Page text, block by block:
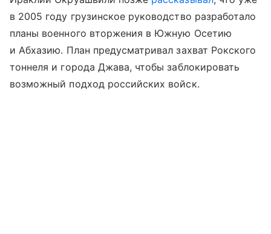
в 2005 году грузинское руководство разработало
планы военного вторжения в Южную Осетию
и Абхазию. План предусматривал захват Рокского
тоннеля и города Джава, чтобы заблокировать
возможный подход российских войск.